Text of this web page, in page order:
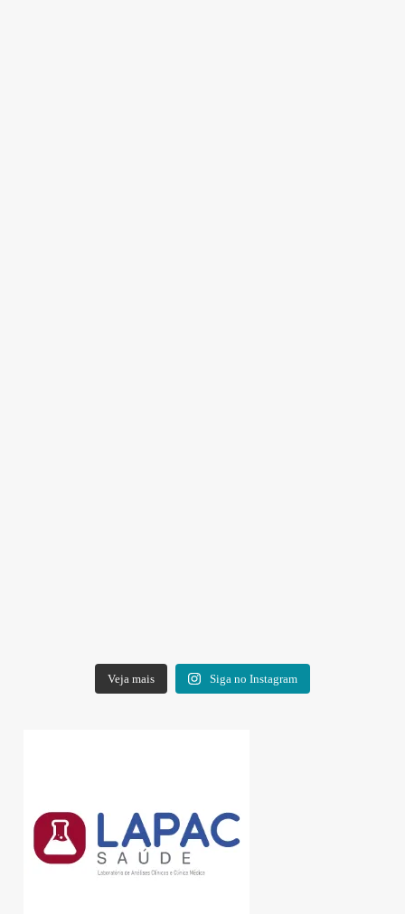
Veja mais Siga no Instagram